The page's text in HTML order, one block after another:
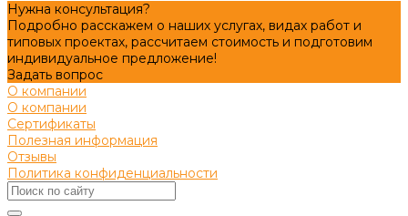
Нужна консультация?
Подробно расскажем о наших услугах, видах работ и
типовых проектах, рассчитаем стоимость и подготовим
индивидуальное предложение!
Задать вопрос
О компании
О компании
Сертификаты
Полезная информация
Отзывы
Политика конфиденциальности